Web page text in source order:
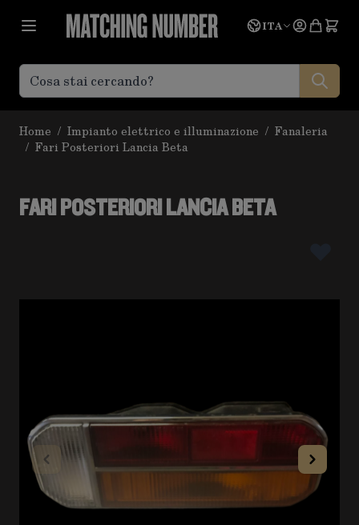
Lingua
ITA
Home / Impianto elettrico e illuminazione / Fanaleria
/ Fari Posteriori Lancia Beta
FARI POSTERIORI LANCIA BETA